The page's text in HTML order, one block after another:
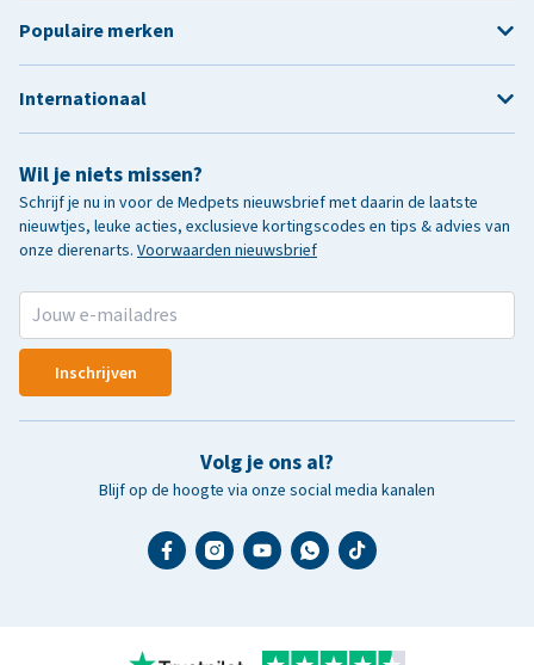
Wil je niets missen?
Schrijf je nu in voor de Medpets nieuwsbrief met daarin de laatste
nieuwtjes, leuke acties, exclusieve kortingscodes en tips & advies van
onze dierenarts. Voorwaarden nieuwsbrief
Inschrijven
Volg je ons al?
Blijf op de hoogte via onze social media kanalen
Populaire merken
Internationaal